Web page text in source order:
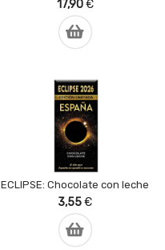
17,90€
ECLIPSE: Chocolate con leche
3,55€